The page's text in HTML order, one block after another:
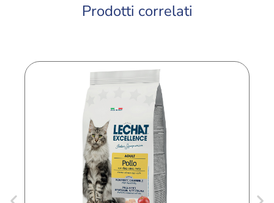
Prodotti correlati